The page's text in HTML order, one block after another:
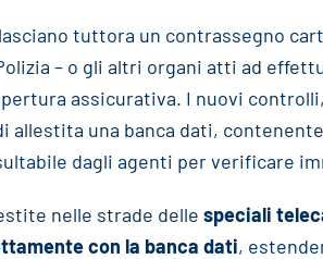
tuttora un contrassegno
– o gli altri organi atti ad
assicurativa. I nuovi
allestita una banca dati,
dagli agenti per verificare
nelle strade delle speciali
con la banca dati,